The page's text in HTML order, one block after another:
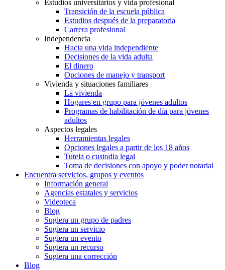
Estudios universitarios y vida profesional
Transición de la escuela pública
Estudios después de la preparatoria
Carrera profesional
Independencia
Hacia una vida independiente
Decisiones de la vida adulta
El dinero
Opciones de manejo y transport
Vivienda y situaciones familiares
La vivienda
Hogares en grupo para jóvenes adultos
Programas de habilitación de día para jóvenes
adultos
Aspectos legales
Herramientas legales
Opciones legales a partir de los 18 años
Tutela o custodia legal
Toma de decisiones con apoyo y poder notarial
Encuentra servicios, grupos y eventos
Información general
Agencias estatales y servicios
Videoteca
Blog
Sugiera un grupo de padres
Sugiera un servicio
Sugiera un evento
Sugiera un recurso
Sugiera una corrección
Blog